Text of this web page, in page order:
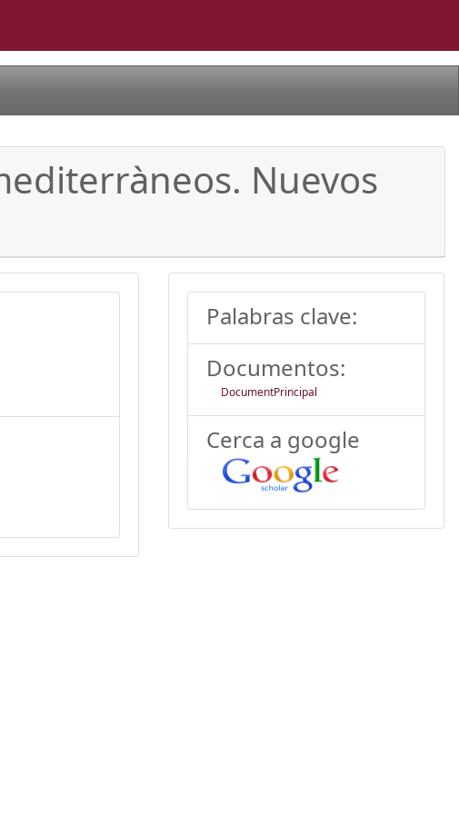
Nuevos
Palabras clave:
Documentos:
DocumentPrincipal
Cerca a google